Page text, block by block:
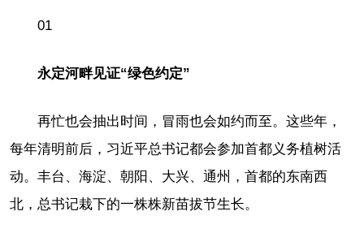
01
永定河畔见证“绿色约定”
再忙也会抽出时间，冒雨也会如约而至。这些年，
每年清明前后，习近平总书记都会参加首都义务植树活
动。丰台、海淀、朝阳、大兴、通州，首都的东南西
北，总书记栽下的一株株新苗拔节生长。